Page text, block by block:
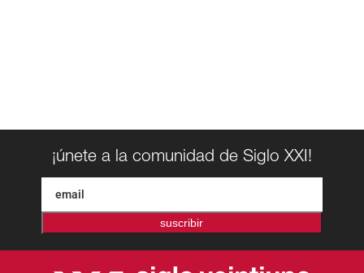
¡únete a la comunidad de Siglo XXI!
suscribir